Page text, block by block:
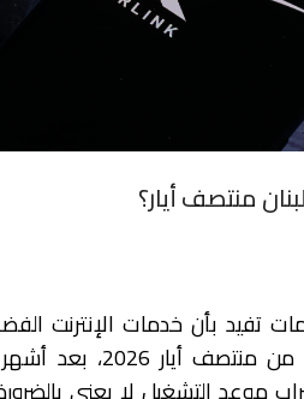
منتصف أيار؟
تفيد بأن خدمات الإنترنت
لشركة ستارلينك ستبدأ رسميًا في لبنان
موعد التشغيل لا يعني